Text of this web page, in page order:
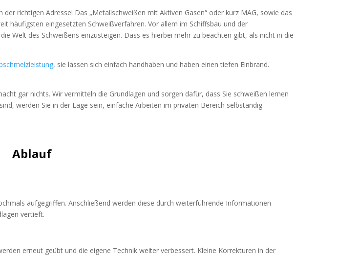
richtigen Adresse! Das „Metallschweißen mit Aktiven Gasen“ oder kurz MAG, sowie das
häufigsten eingesetzten Schweißverfahren. Vor allem im Schiffsbau und der
Welt des Schweißens einzusteigen. Dass es hierbei mehr zu beachten gibt, als nicht in die
, sie lassen sich einfach handhaben und haben einen tiefen Einbrand.
gar nichts. Wir vermitteln die Grundlagen und sorgen dafür, dass Sie schweißen lernen
werden Sie in der Lage sein, einfache Arbeiten im privaten Bereich selbständig
Ablauf
aufgegriffen. Anschließend werden diese durch weiterführende Informationen
vertieft.
erneut geübt und die eigene Technik weiter verbessert. Kleine Korrekturen in der